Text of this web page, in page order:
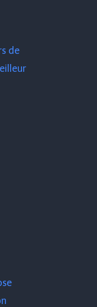
de